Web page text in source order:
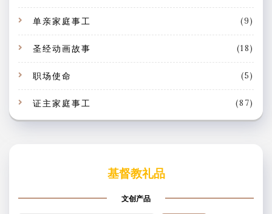
单亲家庭事工 (9)
圣经动画故事 (18)
职场使命 (5)
证主家庭事工 (87)
基督教礼品
文创产品